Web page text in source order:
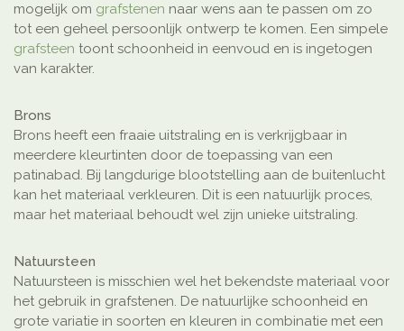
mogelijk om grafstenen naar wens aan te passen om zo
tot een geheel persoonlijk ontwerp te komen. Een simpele
grafsteen toont schoonheid in eenvoud en is ingetogen
van karakter.
Brons
Brons heeft een fraaie uitstraling en is verkrijgbaar in
meerdere kleurtinten door de toepassing van een
patinabad. Bij langdurige blootstelling aan de buitenlucht
kan het materiaal verkleuren. Dit is een natuurlijk proces,
maar het materiaal behoudt wel zijn unieke uitstraling.
Natuursteen
Natuursteen is misschien wel het bekendste materiaal voor
het gebruik in grafstenen. De natuurlijke schoonheid en
grote variatie in soorten en kleuren in combinatie met een